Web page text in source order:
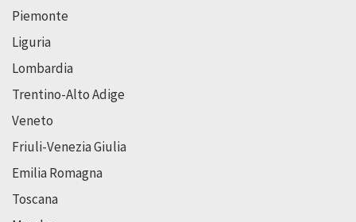
Piemonte
Liguria
Lombardia
Trentino-Alto Adige
Veneto
Friuli-Venezia Giulia
Emilia Romagna
Toscana